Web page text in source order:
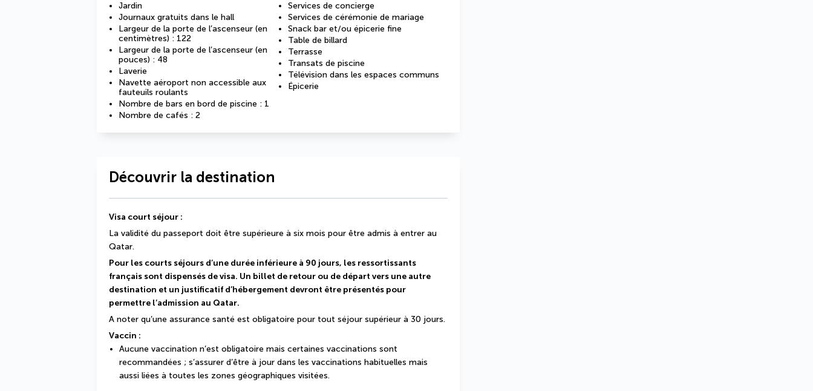
Jardin
Journaux gratuits dans le hall
Largeur de la porte de l’ascenseur (en
centimètres) : 122
Largeur de la porte de l’ascenseur (en
pouces) : 48
Laverie
Navette aéroport non accessible aux
fauteuils roulants
Nombre de bars en bord de piscine : 1
Nombre de cafés : 2
Services de concierge
Services de cérémonie de mariage
Snack bar et/ou épicerie fine
Table de billard
Terrasse
Transats de piscine
Télévision dans les espaces communs
Épicerie
Découvrir la destination
Visa court séjour :
La validité du passeport doit être supérieure à six mois pour être admis à entrer au
Qatar.
Pour les courts séjours d’une durée inférieure à 90 jours, les ressortissants
français sont dispensés de visa. Un billet de retour ou de départ vers une autre
destination et un justificatif d’hébergement devront être présentés pour
permettre l’admission au Qatar.
A noter qu’une assurance santé est obligatoire pour tout séjour supérieur à 30 jours.
Vaccin :
Aucune vaccination n’est obligatoire mais certaines vaccinations sont
recommandées ; s’assurer d’être à jour dans les vaccinations habituelles mais
aussi liées à toutes les zones géographiques visitées.